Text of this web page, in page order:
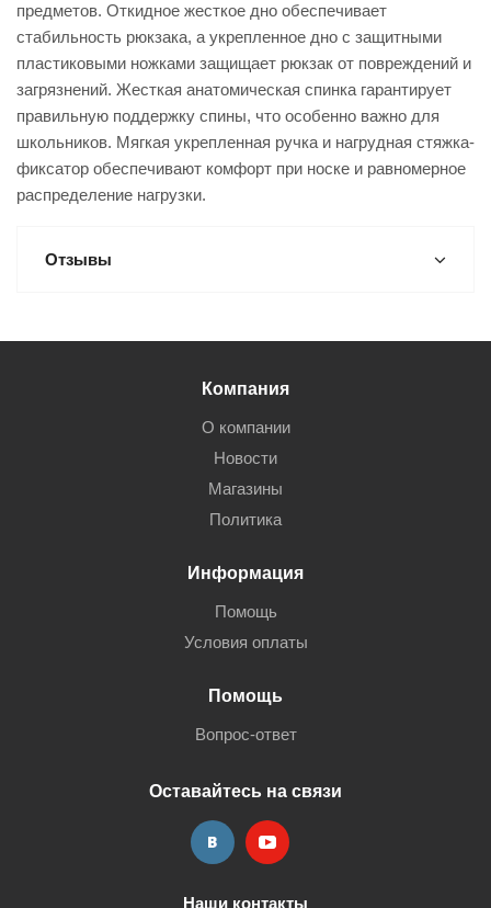
предметов. Откидное жесткое дно обеспечивает
стабильность рюкзака, а укрепленное дно с защитными
пластиковыми ножками защищает рюкзак от повреждений и
загрязнений. Жесткая анатомическая спинка гарантирует
правильную поддержку спины, что особенно важно для
школьников. Мягкая укрепленная ручка и нагрудная стяжка-
фиксатор обеспечивают комфорт при носке и равномерное
распределение нагрузки.
Отзывы
Компания
О компании
Новости
Магазины
Политика
Информация
Помощь
Условия оплаты
Помощь
Вопрос-ответ
Оставайтесь на связи
Наши контакты